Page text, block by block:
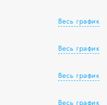
Весь график
Весь график
Весь график
Весь график